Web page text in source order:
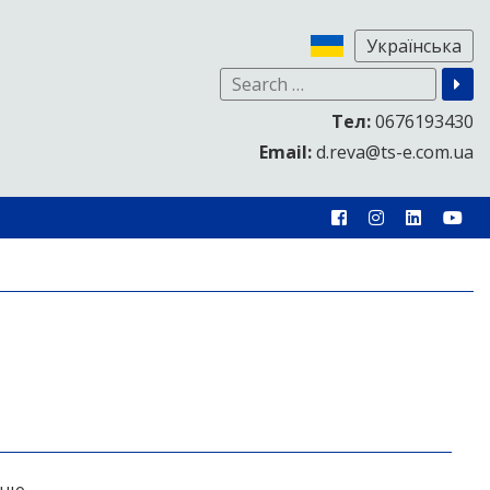
Тел:0676193430
Email:d.reva@ts-e.com.ua